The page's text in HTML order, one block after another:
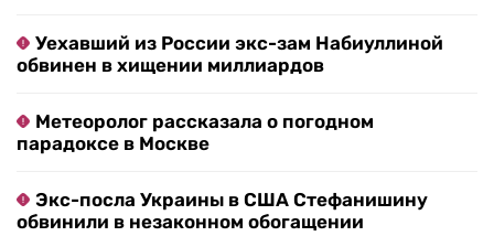
Уехавший из России экс-зам Набиуллиной
обвинен в хищении миллиардов
Метеоролог рассказала о погодном
парадоксе в Москве
Экс-посла Украины в США Стефанишину
обвинили в незаконном обогащении